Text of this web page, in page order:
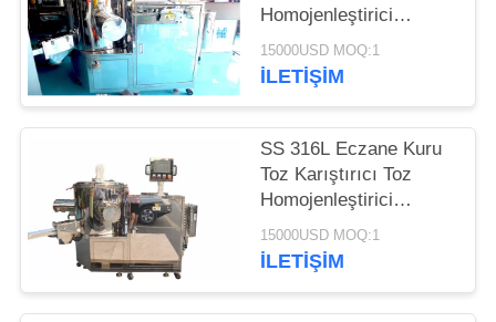
PRIVACY
POLICY
Homojenleştirici
Kozmetik Toz
Karıştırma Makinesi
15000USD MOQ:1
İLETIŞIM
SS 316L Eczane Kuru
Toz Karıştırıcı Toz
Homojenleştirici
Karıştırıcı Karıştırma
Makinesi
15000USD MOQ:1
İLETIŞIM